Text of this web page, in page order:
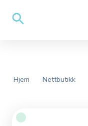
Hjem Nettbutikk